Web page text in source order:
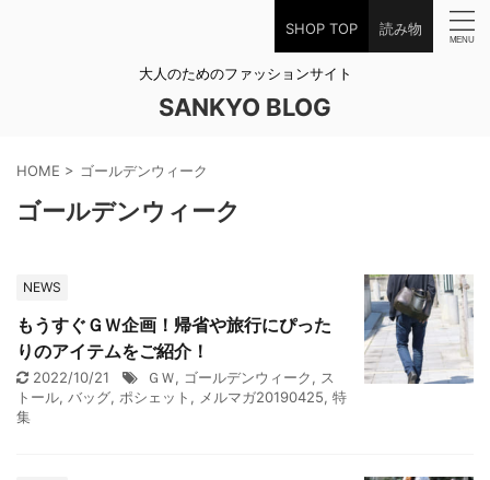
SHOP TOP 読み物
大人のためのファッションサイト
SANKYO BLOG
HOME > ゴールデンウィーク
ゴールデンウィーク
NEWS
もうすぐＧＷ企画！帰省や旅行にぴった
りのアイテムをご紹介！
2022/10/21 ＧＷ, ゴールデンウィーク, ス
トール, バッグ, ポシェット , メルマガ20190425, 特
集